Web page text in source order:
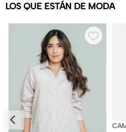
LOS QUE ESTÁN DE MODA